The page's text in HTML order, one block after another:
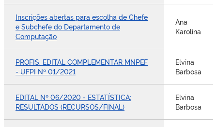
Inscrições abertas para escolha de Chefe
e Subchefe do Departamento de
Computação
Ana
Karolina
PROFIS: EDITAL COMPLEMENTAR MNPEF
- UFPI Nº 01/2021
Elvina
Barbosa
EDITAL Nº 06/2020 - ESTATÍSTICA:
RESULTADOS (RECURSOS/FINAL)
Elvina
Barbosa